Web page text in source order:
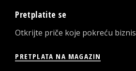
Pretplatite se
Otkrijte priče koje pokreću biznis
PRETPLATA NA MAGAZIN